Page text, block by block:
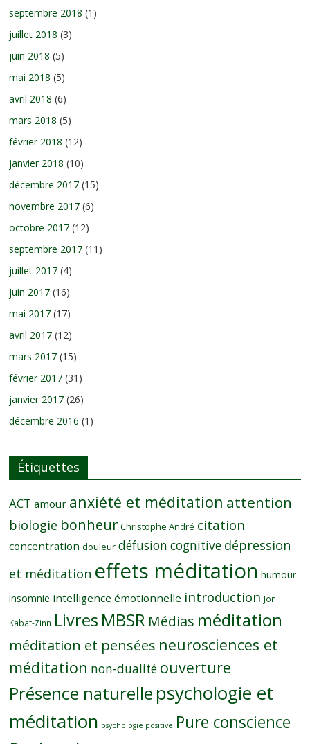
septembre 2018 (1)
juillet 2018 (3)
juin 2018 (5)
mai 2018 (5)
avril 2018 (6)
mars 2018 (5)
février 2018 (12)
janvier 2018 (10)
décembre 2017 (15)
novembre 2017 (6)
octobre 2017 (12)
septembre 2017 (11)
juillet 2017 (4)
juin 2017 (16)
mai 2017 (17)
avril 2017 (12)
mars 2017 (15)
février 2017 (31)
janvier 2017 (26)
décembre 2016 (1)
Étiquettes
ACT amour anxiété et méditation attention
biologie bonheur Christophe André citation
concentration douleur défusion cognitive dépression
et méditation effets méditation humour
insomnie intelligence émotionnelle introduction Jon
Kabat-Zinn Livres MBSR Médias méditation
méditation et pensées neurosciences et
méditation non-dualité ouverture
Présence naturelle psychologie et
méditation psychologie positive Pure conscience